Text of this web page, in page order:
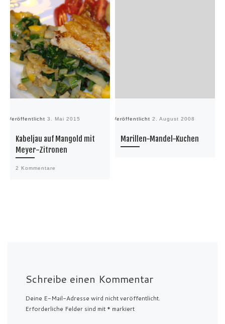
Veröffentlicht 3. Mai 2015
Kabeljau auf Mangold mit
Meyer-Zitronen
2 Kommentare
Veröffentlicht 2. August 2008
Marillen-Mandel-Kuchen
Schreibe einen Kommentar
Deine E-Mail-Adresse wird nicht veröffentlicht.
Erforderliche Felder sind mit * markiert